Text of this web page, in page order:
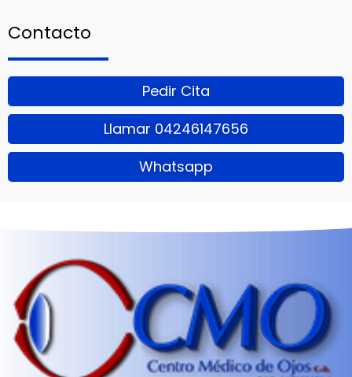
Contacto
Pedir Cita
Llamar 04246147656
Whatsapp